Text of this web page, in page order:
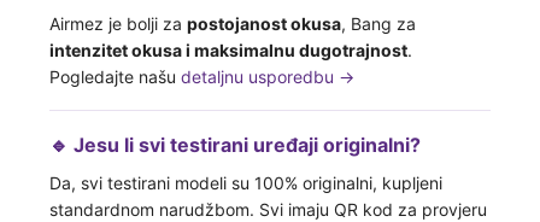
Airmez je bolji za postojanost okusa, Bang za
intenzitet okusa i maksimalnu dugotrajnost.
Pogledajte našu detaljnu usporedbu →
🔹 Jesu li svi testirani uređaji originalni?
Da, svi testirani modeli su 100% originalni, kupljeni
standardnom narudžbom. Svi imaju QR kod za provjeru